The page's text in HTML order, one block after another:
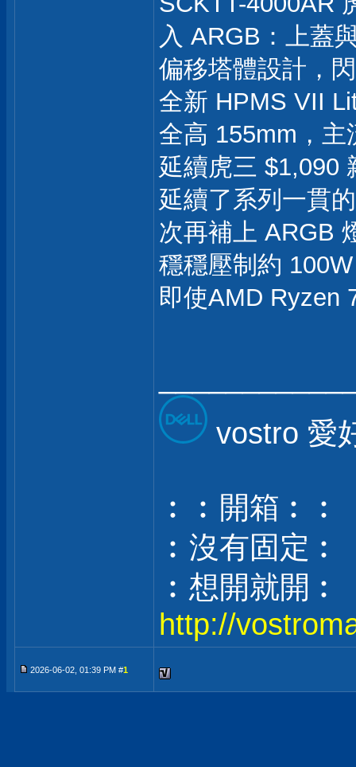
入 ARGB：上蓋
偏移塔體設計，
全新 HPMS VII
全高 155mm，主
延續虎三 $1,090
延續了系列一貫
次再補上 ARGB
穩穩壓制約
即使AMD Ryzen
vostro 愛
︰︰開箱︰︰
︰沒有固定︰
︰想開就開︰
http://
2026-06-02, 01:39 PM #1